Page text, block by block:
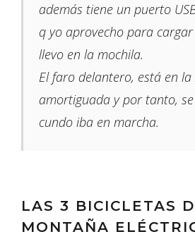
además tiene un puerto
q yo aprovecho para
llevo en la mochila.
El faro delantero, está en
amortiguada y por tanto,
cundo iba en marcha.
LAS 3 BICICLETAS
MONTAÑA